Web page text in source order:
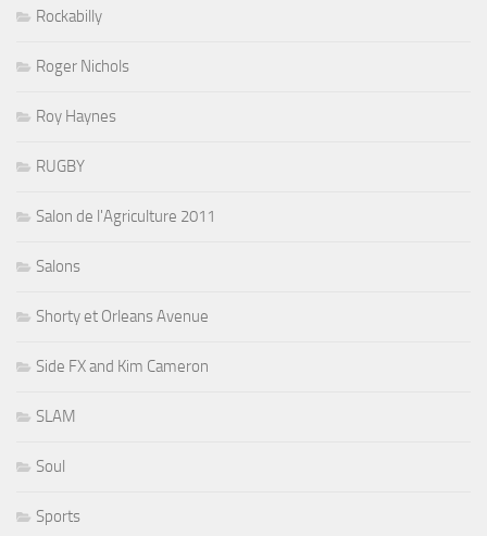
Rockabilly
Roger Nichols
Roy Haynes
RUGBY
Salon de l'Agriculture 2011
Salons
Shorty et Orleans Avenue
Side FX and Kim Cameron
SLAM
Soul
Sports